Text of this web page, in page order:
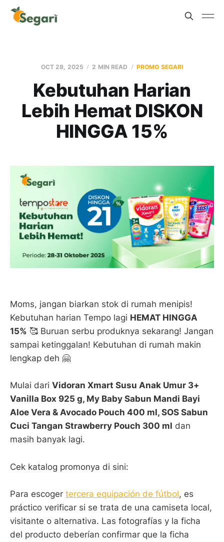
OCT 28, 2025 2 MIN READ PROMO SEGARI
Kebutuhan Harian
Lebih Hemat DISKON
HINGGA 15%
Moms, jangan biarkan stok di rumah menipis!
Kebutuhan harian Tempo lagi HEMAT HINGGA
15% 🥰 Buruan serbu produknya sekarang! Jangan
sampai ketinggalan! Kebutuhan di rumah makin
lengkap deh 🤗
Mulai dari Vidoran Xmart Susu Anak Umur 3+
Vanilla Box 925 g, My Baby Sabun Mandi Bayi
Aloe Vera & Avocado Pouch 400 ml, SOS Sabun
Cuci Tangan Strawberry Pouch 300 ml dan
masih banyak lagi.
Cek katalog promonya di sini:
Para escoger tercera equipación de fútbol, es
práctico verificar si se trata de una camiseta local,
visitante o alternativa. Las fotografías y la ficha
del producto deberían confirmar que la ficha